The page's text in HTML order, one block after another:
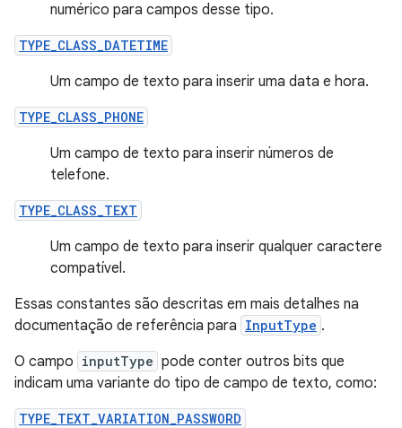
numérico para campos desse tipo.
TYPE_CLASS_DATETIME
Um campo de texto para inserir uma data e hora.
TYPE_CLASS_PHONE
Um campo de texto para inserir números de
telefone.
TYPE_CLASS_TEXT
Um campo de texto para inserir qualquer caractere
compatível.
Essas constantes são descritas em mais detalhes na
documentação de referência para InputType .
O campo inputType pode conter outros bits que
indicam uma variante do tipo de campo de texto, como:
TYPE_TEXT_VARIATION_PASSWORD